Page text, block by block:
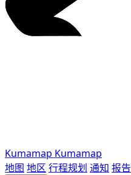
Kumamap Kumamap
地图 地区 行程规划 通知 报告